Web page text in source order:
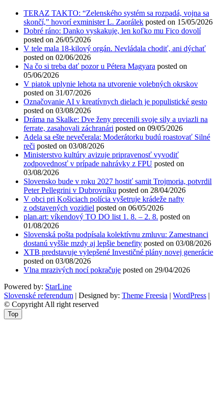
TERAZ TAKTO: “Zelenského systém sa rozpadá, vojna sa
skončí,” hovorí exminister L. Zaorálek posted on 15/05/2026
Dobré ráno: Danko vyskakuje, len koľko mu Fico dovolí
posted on 26/05/2026
V tele mala 18-kilový orgán. Nevládala chodiť, ani dýchať
posted on 02/06/2026
Na čo si treba dať pozor u Pétera Magyara posted on
05/06/2026
V piatok uplynie lehota na utvorenie volebných okrskov
posted on 31/07/2026
Označovanie AI v kreatívnych dielach je populistické gesto
posted on 03/08/2026
Dráma na Skalke: Dve ženy precenili svoje sily a uviazli na
ferrate, zasahovali záchranári posted on 09/05/2026
Adela sa ešte nevečerala: Moderátorku budú roastovať Silné
reči posted on 03/08/2026
Ministerstvo kultúry avizuje pripravenosť vyvodiť
zodpovednosť v prípade nahrávky z FPU posted on
03/08/2026
Slovensko bude v roku 2027 hostiť samit Trojmoria, potvrdil
Peter Pellegrini v Dubrovníku posted on 28/04/2026
V obci pri Košiciach polícia vyšetruje krádeže nafty
z odstavených vozidiel posted on 06/05/2026
plan.art: víkendový TO DO list 1. 8. – 2. 8. posted on
01/08/2026
Slovenská pošta podpísala kolektívnu zmluvu: Zamestnanci
dostanú vyššie mzdy aj lepšie benefity posted on 03/08/2026
XTB predstavuje vylepšené Investičné plány novej generácie
posted on 03/08/2026
Vlna mrazivých nocí pokračuje posted on 29/04/2026
Powered by: StarLine
Slovenské referendum | Designed by: Theme Freesia | WordPress |
© Copyright All right reserved
Top